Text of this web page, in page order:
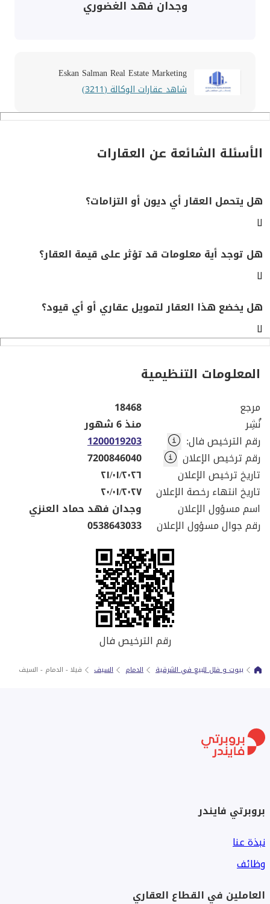
وجدان فهد الغضوري
Eskan Salman Real Estate Marketing
شاهد عقارات الوكالة (3211)
الأسئلة الشائعة عن العقارات
هل يتحمل العقار أي ديون أو التزامات؟
لا
هل توجد أية معلومات قد تؤثر على قيمة العقار؟
لا
هل يخضع هذا العقار لتمويل عقاري أو أي قيود؟
لا
المعلومات التنظيمية
مرجع
18468
نُشِر
منذ 6 شهور
رقم الترخيص فال:
1200019203
رقم ترخيص الإعلان
7200846040
تاريخ ترخيص الإعلان
٢١/٠١/٢٠٢٦
تاريخ انتهاء رخصة الإعلان
٢٠/٠١/٢٠٢٧
اسم مسؤول الإعلان
وجدان فهد حماد العنزي
رقم جوال مسؤول الإعلان
0538643033
رقم الترخيص فال
بيوت و فلل للبيع في الشرقية الدمام السيف فيلا - الدمام - السيف
بروبرتي فايندر
نبذة عنا
وظائف
العاملين في القطاع العقاري